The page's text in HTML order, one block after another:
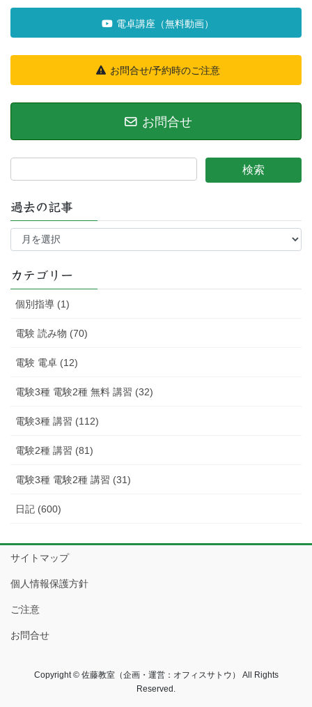
電卓講座（無料動画）
お問合せ/予約時のご注意
お問合せ
過去の記事
過
記
カテゴリー
個別指導 (1)
電験 読み物 (70)
電験 電卓 (12)
電験3種 電験2種 無料 講習 (32)
電験3種 講習 (112)
電験2種 講習 (81)
電験3種 電験2種 講習 (31)
日記 (600)
サイトマップ
個人情報保護方針
ご注意
お問合せ
Copyright © 佐藤教室（企画・運営：オフィスサトウ） All Rights
Reserved.